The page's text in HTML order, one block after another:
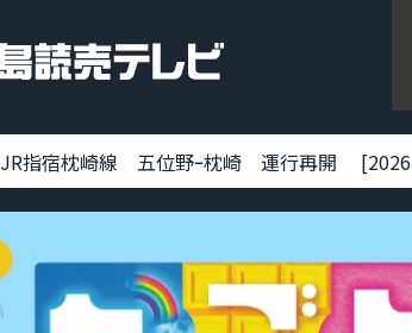
JR指宿枕崎線 五位野ｰ枕崎 運行再開